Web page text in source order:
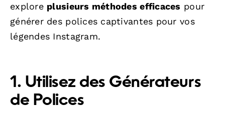
explore plusieurs méthodes efficaces pour
générer des polices captivantes pour vos
légendes Instagram.
1. Utilisez des Générateurs
de Polices